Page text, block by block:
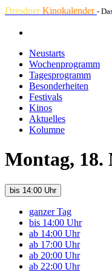
DresdnerKinokalender -
Neustarts
Wochenprogramm
Tagesprogramm
Besonderheiten
Festivals
Kinos
Aktuelles
Kolumne
Montag, 18.
bis 14:00 Uhr
ganzer Tag
bis 14:00 Uhr
ab 14:00 Uhr
ab 17:00 Uhr
ab 20:00 Uhr
ab 22:00 Uhr